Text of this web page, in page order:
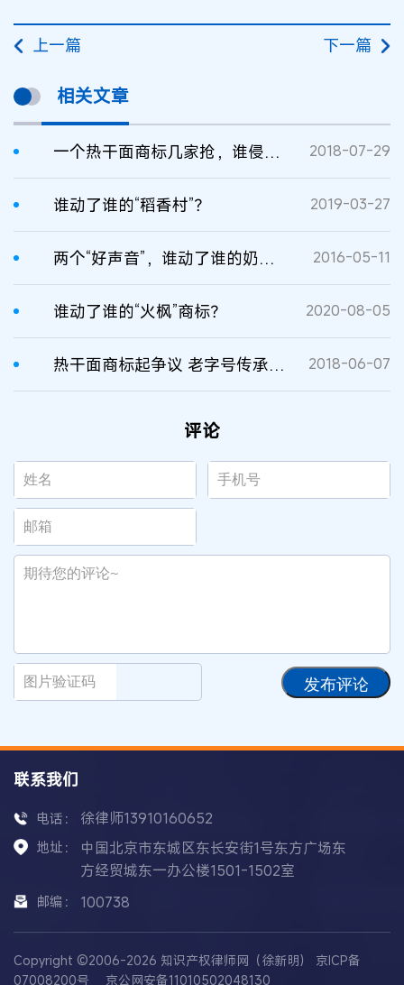
上一篇 下一篇
相关文章
一个热干面商标几家抢，谁侵犯了谁的商标？ 2018-07-29
谁动了谁的“稻香村”？ 2019-03-27
两个“好声音”，谁动了谁的奶酪？ 2016-05-11
谁动了谁的“火枫”商标？ 2020-08-05
热干面商标起争议 老字号传承人受保护 2018-06-07
评论
发布评论
联系我们
电话： 徐律师13910160652
地址：
中国北京市东城区东长安街1号东方广场东
方经贸城东一办公楼1501-1502室
邮编： 100738
Copyright ©2006-2026 知识产权律师网（徐新明） 京ICP备
07008200号
京公网安备11010502048130